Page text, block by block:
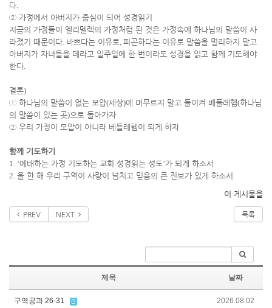
다.
② 가정에서 아버지가 중심이 되어 성경읽기
지금의 가정들이 엘리멜렉의 가정처럼 된 것은 가정속에 하나님의 말씀이 사
라졌기 때문이다. 바쁘다는 이유로, 피곤하다는 이유로 말씀을 멀리하지 말고
아버지가 자녀들을 데라고 일주일에 한 번이라도 성경을 읽고 함께 기도해야
한다.
결론)
① 하나님의 말씀이 없는 모압(세상)에 머무르지 말고 돌이켜 베들레헴(하나님
의 말씀이 있는 곳)으로 돌아가자
② 우리 가정이 모압이 아니라 베들레헴이 되게 하자
함께 기도하기
1. ‘예배하는 가정 기도하는 교회 성경읽는 성도’가 되게 하소서
2. 올 한 해 우리 구역이 사랑이 넘치고 믿음의 큰 진보가 있게 하소서
이 게시물을
PREV NEXT 목록
제목 날짜
구역공과 26-31 2026.08.02